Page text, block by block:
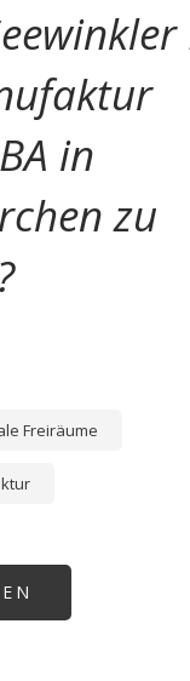
in
zu
Freiräume